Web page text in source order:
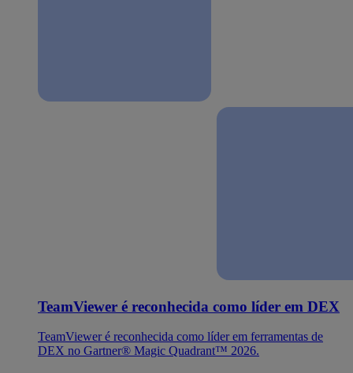
TeamViewer é reconhecida como líder em DEX
TeamViewer é reconhecida como líder em ferramentas de
DEX no Gartner® Magic Quadrant™ 2026.